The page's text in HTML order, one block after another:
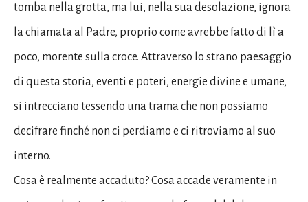
tomba nella grotta, ma lui, nella sua desolazione, ignora
la chiamata al Padre, proprio come avrebbe fatto di lì a
poco, morente sulla croce. Attraverso lo strano paesaggio
di questa storia, eventi e poteri, energie divine e umane,
si intrecciano tessendo una trama che non possiamo
decifrare finché non ci perdiamo e ci ritroviamo al suo
interno.
Cosa è realmente accaduto? Cosa accade veramente in